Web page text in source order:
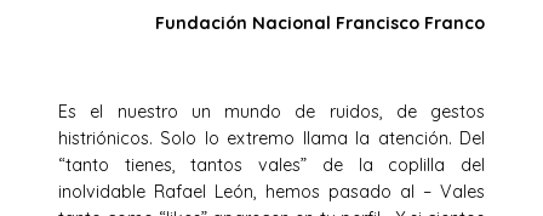
Fundación Nacional Francisco Franco
Es el nuestro un mundo de ruidos, de gestos
histriónicos. Solo lo extremo llama la atención. Del
“tanto tienes, tantos vales” de la coplilla del
inolvidable Rafael León, hemos pasado al – Vales